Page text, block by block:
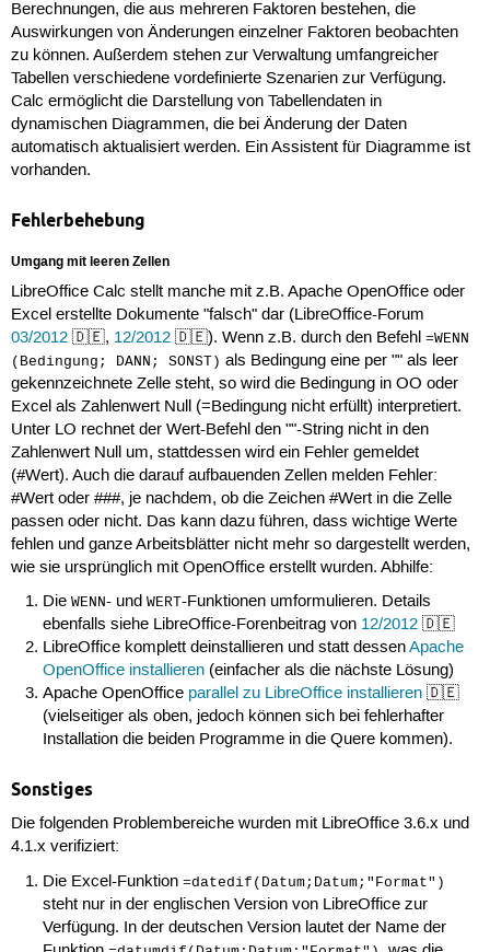
Berechnungen, die aus mehreren Faktoren bestehen, die
Auswirkungen von Änderungen einzelner Faktoren beobachten
zu können. Außerdem stehen zur Verwaltung umfangreicher
Tabellen verschiedene vordefinierte Szenarien zur Verfügung.
Calc ermöglicht die Darstellung von Tabellendaten in
dynamischen Diagrammen, die bei Änderung der Daten
automatisch aktualisiert werden. Ein Assistent für Diagramme ist
vorhanden.
Fehlerbehebung
Umgang mit leeren Zellen
LibreOffice Calc stellt manche mit z.B. Apache OpenOffice oder
Excel erstellte Dokumente "falsch" dar (LibreOffice-Forum
03/2012🇩🇪, 12/2012🇩🇪). Wenn z.B. durch den Befehl =WENN
(Bedingung; DANN; SONST) als Bedingung eine per "" als leer
gekennzeichnete Zelle steht, so wird die Bedingung in OO oder
Excel als Zahlenwert Null (=Bedingung nicht erfüllt) interpretiert.
Unter LO rechnet der Wert-Befehl den ""-String nicht in den
Zahlenwert Null um, stattdessen wird ein Fehler gemeldet
(#Wert). Auch die darauf aufbauenden Zellen melden Fehler:
#Wert oder ###, je nachdem, ob die Zeichen #Wert in die Zelle
passen oder nicht. Das kann dazu führen, dass wichtige Werte
fehlen und ganze Arbeitsblätter nicht mehr so dargestellt werden,
wie sie ursprünglich mit OpenOffice erstellt wurden. Abhilfe:
DieWENN- undWERT-Funktionen umformulieren. Details
ebenfalls siehe LibreOffice-Forenbeitrag von 12/2012 🇩🇪
LibreOffice komplett deinstallieren und statt dessenApache
OpenOffice installieren (einfacher als die nächste Lösung)
Apache OpenOffice parallel zu LibreOffice installieren 🇩🇪
(vielseitiger als oben, jedoch können sich bei fehlerhafter
Installation die beiden Programme in die Quere kommen).
Sonstiges
Die folgenden Problembereiche wurden mit LibreOffice 3.6.x und
4.1.x verifiziert:
Die Excel-Funktion=datedif(Datum;Datum;"Format")
steht nur in der englischen Version von LibreOffice zur
Verfügung. In der deutschen Version lautet der Name der